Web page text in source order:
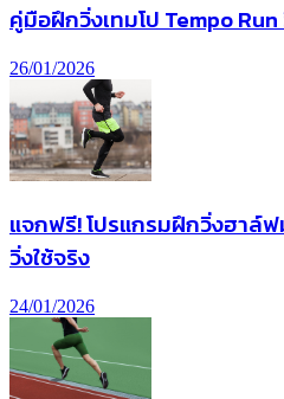
คู่มือฝึกวิ่งเทมโป Tempo Run
26/01/2026
แจกฟรี! โปรแกรมฝึกวิ่งฮาล์
วิ่งใช้จริง
24/01/2026